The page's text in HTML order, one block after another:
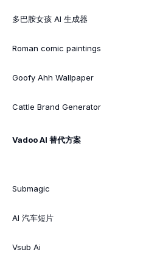
多巴胺女孩 AI 生成器
Roman comic paintings
Goofy Ahh Wallpaper
Cattle Brand Generator
Vadoo AI 替代方案
Submagic
AI 汽车短片
Vsub Ai